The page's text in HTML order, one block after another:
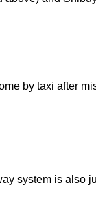
by taxi after
system is also